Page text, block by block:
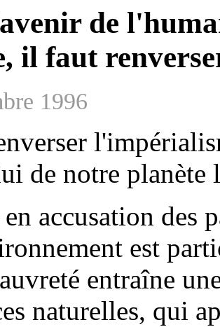
de
il faut
1996
de notre planète
accusation des
est
entraîne
naturelles, qui